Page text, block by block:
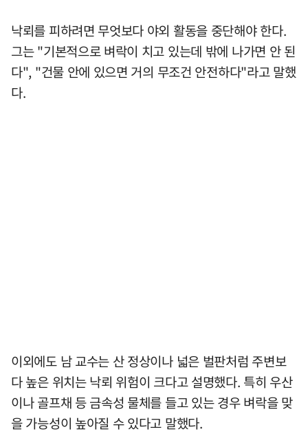
낙뢰를 피하려면 무엇보다 야외 활동을 중단해야 한다.
그는 "기본적으로 벼락이 치고 있는데 밖에 나가면 안 된
다", "건물 안에 있으면 거의 무조건 안전하다"라고 말했
다.
이외에도 남 교수는 산 정상이나 넓은 벌판처럼 주변보
다 높은 위치는 낙뢰 위험이 크다고 설명했다. 특히 우산
이나 골프채 등 금속성 물체를 들고 있는 경우 벼락을 맞
을 가능성이 높아질 수 있다고 말했다.